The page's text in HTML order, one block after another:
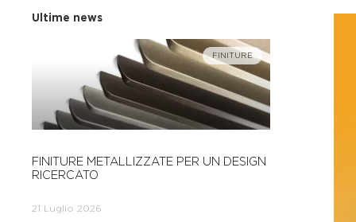
Ultime news
FINITURE
FINITURE METALLIZZATE PER UN DESIGN
RICERCATO
21 Luglio 2026